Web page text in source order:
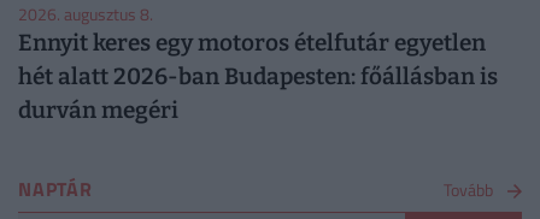
2026. augusztus 8.
Ennyit keres egy motoros ételfutár egyetlen
hét alatt 2026-ban Budapesten: főállásban is
durván megéri
NAPTÁR Tovább